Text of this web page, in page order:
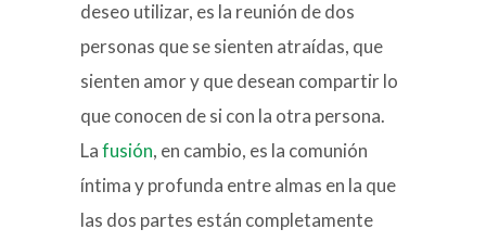
deseo utilizar, es la reunión de dos
personas que se sienten atraídas, que
sienten amor y que desean compartir lo
que conocen de si con la otra persona.
Lafusión, en cambio, es la comunión
íntima y profunda entre almas en la que
las dos partes están completamente